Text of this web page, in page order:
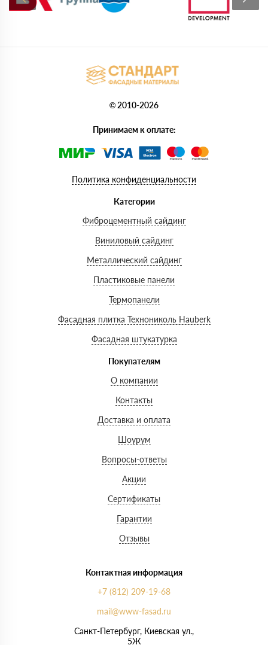
© 2010-2026
Принимаем к оплате:
Политика конфиденциальности
Категории
Фиброцементный сайдинг
Виниловый сайдинг
Металлический сайдинг
Пластиковые панели
Термопанели
Фасадная плитка Технониколь Hauberk
Фасадная штукатурка
Покупателям
О компании
Контакты
Доставка и оплата
Шоурум
Вопросы-ответы
Акции
Сертификаты
Гарантии
Отзывы
Контактная информация
+7 (812) 209-19-68
mail@www-fasad.ru
Санкт-Петербург, ​Киевская ул.,
5Ж